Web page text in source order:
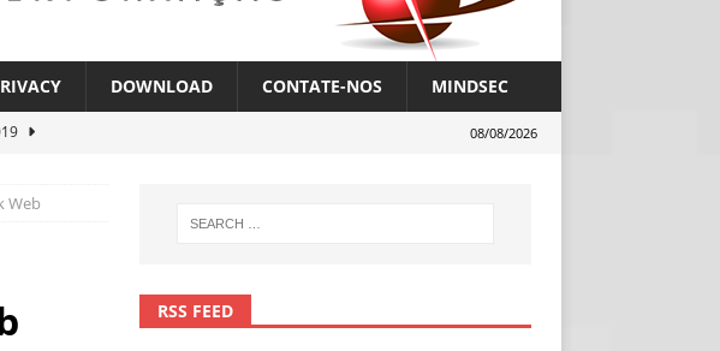
DOWNLOAD CONTATE-NOS MINDSEC
08/08/2026
Web
RSS FEED